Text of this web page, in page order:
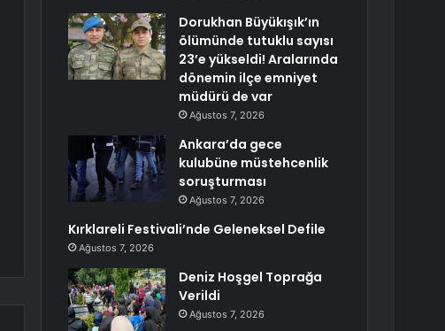
Dorukhan Büyükışık’ın
ölümünde tutuklu sayısı
23’e yükseldi! Aralarında
dönemin ilçe emniyet
müdürü de var
Ağustos 7, 2026
Ankara’da gece
kulubüne müstehcenlik
soruşturması
Ağustos 7, 2026
Kırklareli Festivali’nde Geleneksel Defile
Ağustos 7, 2026
Deniz Hoşgel Toprağa
Verildi
Ağustos 7, 2026